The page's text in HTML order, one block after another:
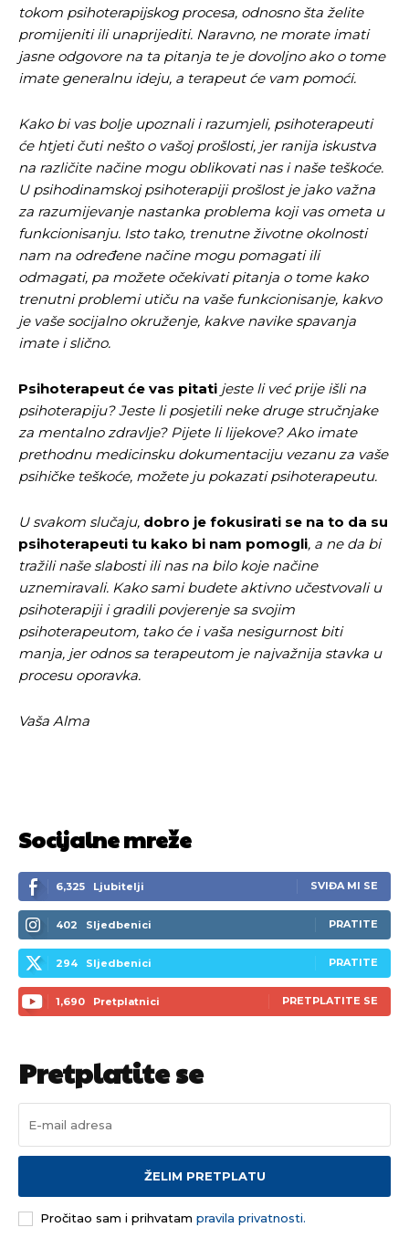
Pusti priču da živi!
odlučili da pustite Vašu priču da živi, Redakcija
Objavi.ba
[wpuf_form id=”7463”]
Pusti priču da živi!
odlučili da pustite Vašu priču da živi, Redakcija
Objavi.ba
[wpuf_form id=”7463”]
tokom psihoterapijskog procesa, odnosno šta želite
promijeniti ili unaprijediti. Naravno, ne morate imati
jasne odgovore na ta pitanja te je dovoljno ako o tome
imate generalnu ideju, a terapeut će vam pomoći.
Kako bi vas bolje upoznali i razumjeli, psihoterapeuti
će htjetičutinešto o vašoj prošlosti, jer ranija iskustva
na različite načine mogu oblikovati nas i naše teškoće.
U psihodinamskoj psihoterapiji prošlost je jako važna
za razumijevanje nastanka problema koji vas ometa u
funkcionisanju. Isto tako, trenutne životne okolnosti
nam na određene načine mogu pomagati ili
odmagati, pa možete očekivati pitanja o tome kako
trenutni problemi utiču na vaše funkcionisanje, kakvo
je vaše socijalno okruženje, kakve navike spavanja
imate i slično.
Psihoterapeut će vas pitati jeste li već prije išli na
psihoterapiju? Jeste li posjetili neke druge stručnjake
za mentalno zdravlje? Pijete li lijekove? Ako imate
prethodnu medicinsku dokumentaciju vezanu za vaše
psihičke teškoće, možete ju pokazati psihoterapeutu.
U svakom slučaju, dobro je fokusirati se na to da su
psihoterapeuti tu kako bi nam pomogli, a ne da bi
tražili naše slabosti ili nas na bilo koje načine
uznemiravali. Kako sami budete aktivno učestvovali u
psihoterapiji i gradili povjerenje sa svojim
psihoterapeutom, tako će i vaša nesigurnost biti
manja, jer odnos sa terapeutom je najvažnija stavka u
procesu oporavka.
Vaša Alma
Socijalne mreže
6,325 Ljubitelji SVIĐA MI SE
402 Sljedbenici PRATITE
294 Sljedbenici PRATITE
1,690 Pretplatnici PRETPLATITE SE
Pretplatite se
ŽELIM PRETPLATU
Pročitao sam i prihvatam pravila privatnosti.